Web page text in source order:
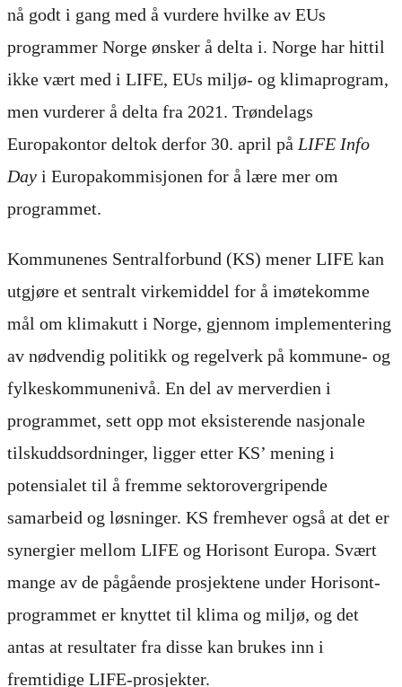
nå godt i gang med å vurdere hvilke av EUs
programmer Norge ønsker å delta i. Norge har hittil
ikke vært med i LIFE, EUs miljø- og klimaprogram,
men vurderer å delta fra 2021. Trøndelags
Europakontor deltok derfor 30. april på LIFE Info
Day i Europakommisjonen for å lære mer om
programmet.
Kommunenes Sentralforbund (KS) mener LIFE kan
utgjøre et sentralt virkemiddel for å imøtekomme
mål om klimakutt i Norge, gjennom implementering
av nødvendig politikk og regelverk på kommune- og
fylkeskommunenivå. En del av merverdien i
programmet, sett opp mot eksisterende nasjonale
tilskuddsordninger, ligger etter KS’ mening i
potensialet til å fremme sektorovergripende
samarbeid og løsninger. KS fremhever også at det er
synergier mellom LIFE og Horisont Europa. Svært
mange av de pågående prosjektene under Horisont-
programmet er knyttet til klima og miljø, og det
antas at resultater fra disse kan brukes inn i
fremtidige LIFE-prosjekter.